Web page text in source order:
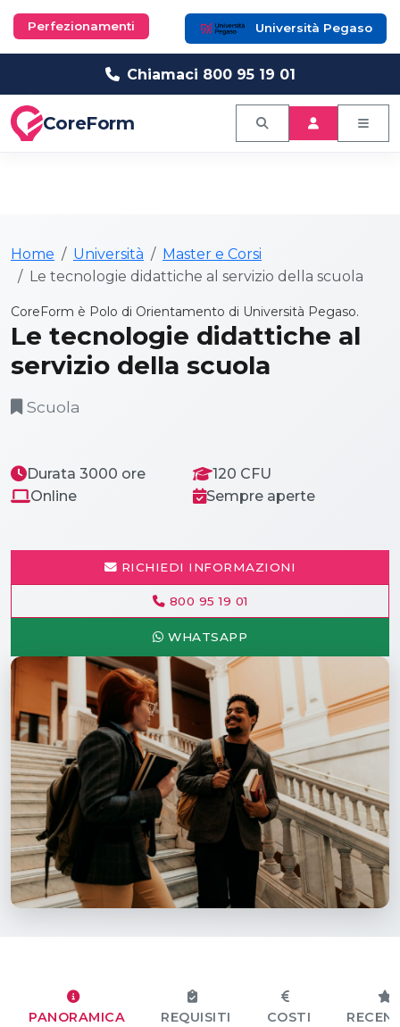
Chiamaci 800 95 19 01
CoreForm
Home Università
Master e Corsi
Le tecnologie didattiche al servizio della scuola
Perfezionamenti Università Pegaso
CoreForm è Polo di Orientamento di Università Pegaso.
Le tecnologie didattiche al
servizio della scuola
Scuola
Durata 3000 ore
120 CFU
Online
Sempre aperte
RICHIEDI INFORMAZIONI
800 95 19 01
WHATSAPP
PANORAMICA REQUISITI COSTI